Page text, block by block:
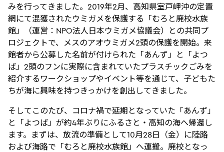
みを行ってきました。2019年2月、高知県室戸岬沖の定置
網にて混獲されたウミガメを保護する「むろと廃校水族
館」（運営：NPO法人日本ウミガメ協議会）との共同プ
ロジェクトで、メスのアオウミガメ2頭の保護を開始。来
館者から公募した名前が付けられた「あんず」と「よつ
ば」2頭のフンに実際に含まれていたプラスチックごみを
紹介するワークショップやイベント等を通じて、子どもた
ちが海に興味を持つきっかけを創出してきました。
そしてこのたび、コロナ禍で延期となっていた「あんず」
と「よつば」が約4年ぶりにふるさと・高知の海へ帰還し
ます。まずは、放流の準備として10月28日（金）に陸路
および海路で「むろと廃校水族館」へ運搬。廃校となっ